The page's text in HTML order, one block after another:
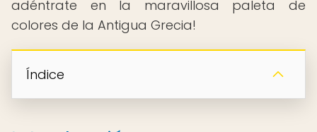
adéntrate en la maravillosa paleta de
colores de la Antigua Grecia!
Índice